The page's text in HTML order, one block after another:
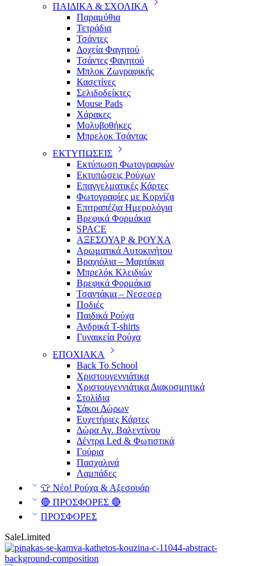
ΠΑΙΔΙΚΑ & ΣΧΟΛΙΚΑ
Παραμύθια
Τετράδια
Τσάντες
Δοχεία Φαγητού
Τσάντες Φαγητού
Μπλοκ Ζωγραφικής
Κασετίνες
Σελιδοδείκτες
Mouse Pads
Χάρακες
Μολυβοθήκες
Μπρελοκ Τσάντας
ΕΚΤΥΠΩΣΕΙΣ
Εκτύπωση Φωτογραφιών
Εκτυπώσεις Ρούχων
Επαγγελματικές Κάρτες
Φωτογραφίες με Κορνίζα
Επιτραπέζια Ημερολόγια
Βρεφικά Φορμάκια
SPACE
ΑΞΕΣΟΥΑΡ & ΡΟΥΧΑ
Αρωματικά Αυτοκινήτου
Βραχιόλια – Μαρτάκια
Μπρελόκ Κλειδιών
Βρεφικά Φορμάκια
Τσαντάκια – Νεσεσερ
Ποδιές
Παιδικά Ρούχα
Ανδρικά T-shirts
Γυναικεία Ρούχα
ΕΠΟΧΙΑΚΑ
Back To School
Χριστουγεννιάτικα
Χριστουγεννιάτικα Διακοσμητικά
Στολίδια
Σάκοι Δώρων
Ευχετήριες Κάρτες
Δώρα Αγ. Βαλεντίνου
Δέντρα Led & Φωτιστικά
Γούρια
Πασχαλινά
Λαμπάδες
👕 Νέο! Ρούχα & Αξεσουάρ
🔴 ΠΡΟΣΦΟΡΕΣ 🔴
ΠΡΟΣΦΟΡΕΣ
SaleLimited